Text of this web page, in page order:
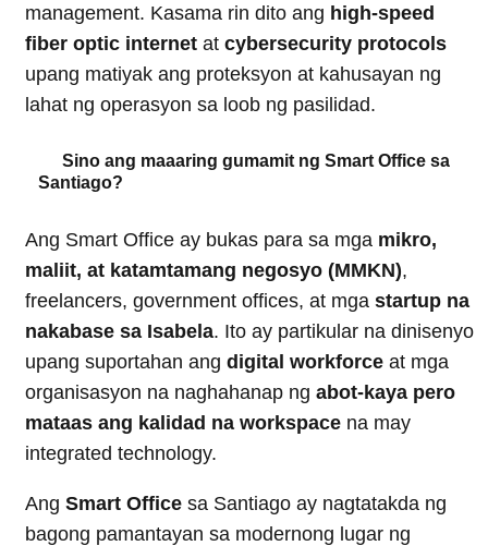
management. Kasama rin dito ang high-speed
fiber optic internet at cybersecurity protocols
upang matiyak ang proteksyon at kahusayan ng
lahat ng operasyon sa loob ng pasilidad.
Sino ang maaaring gumamit ng Smart Office sa
Santiago?
Ang Smart Office ay bukas para sa mga mikro,
maliit, at katamtamang negosyo (MMKN),
freelancers, government offices, at mga startup na
nakabase sa Isabela. Ito ay partikular na dinisenyo
upang suportahan ang digital workforce at mga
organisasyon na naghahanap ng abot-kaya pero
mataas ang kalidad na workspace na may
integrated technology.
Ang Smart Office sa Santiago ay nagtatakda ng
bagong pamantayan sa modernong lugar ng